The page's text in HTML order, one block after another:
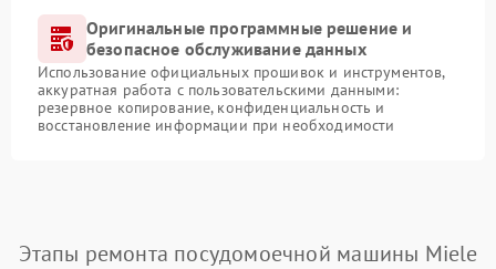
Оригинальные программные решение и
безопасное обслуживание данных
Использование официальных прошивок и инструментов,
аккуратная работа с пользовательскими данными:
резервное копирование, конфиденциальность и
восстановление информации при необходимости
Этапы ремонта посудомоечной машины Miele